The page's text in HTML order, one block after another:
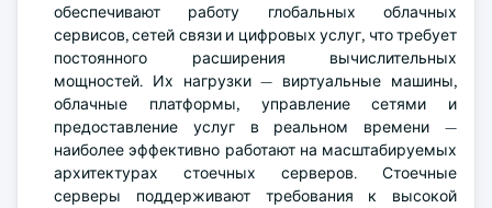
обеспечивают работу глобальных облачных
сервисов, сетей связи и цифровых услуг, что требует
постоянного расширения вычислительных
мощностей. Их нагрузки — виртуальные машины,
облачные платформы, управление сетями и
предоставление услуг в реальном времени —
наиболее эффективно работают на масштабируемых
архитектурах стоечных серверов. Стоечные
серверы поддерживают требования к высокой